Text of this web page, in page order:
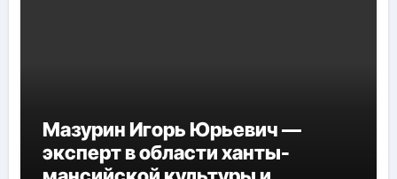
Мазурин Игорь Юрьевич —
эксперт в области ханты-